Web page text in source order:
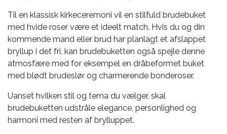
Til en klassisk kirkeceremoni vil en stilfuld brudebuket
med hvide roser være et ideelt match. Hvis du og din
kommende mand eller brud har planlagt et afslappet
bryllup i det fri, kan brudebuketten også spejle denne
atmosfære med for eksempel en dråbeformet buket
med blødt brudeslør og charmerende bonderoser.
Uanset hvilken stil og tema du vælger, skal
brudebuketten udstråle elegance, personlighed og
harmoni med resten af brylluppet.